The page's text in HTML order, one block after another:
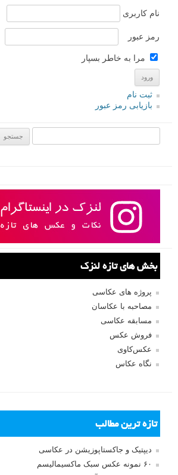
نام کاربری
رمز عبور
مرا به خاطر بسپار
ثبت نام
بازیابی رمز عبور
بخش های تازه لنزک
پروژه های عکاسی
مصاحبه با عکاسان
مسابقه عکاسی
فروش عکس
عکس‌کاوی
نگاه عکاس
تازه ترین مطالب
دیپتیک و جاکستا‌پوزیشن در عکاسی
۶۰ نمونه عکس سبک ماکسیمالیسم